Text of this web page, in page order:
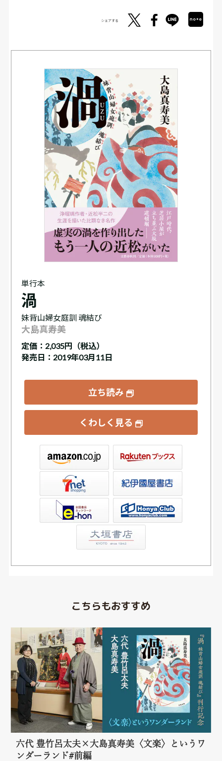
シェアする
単行本
渦
妹背山婦女庭訓 魂結び
大島真寿美
定価： 2,035円（税込）
発売日：2019年03月11日
立ち読み
くわしく見る
書店ウェブストア
こちらもおすすめ
六代 豊竹呂太夫×大島真寿美〈文楽〉というワ
ンダーランド#前編